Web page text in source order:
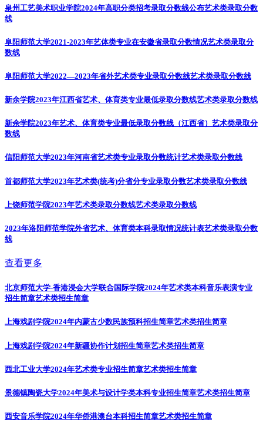
泉州工艺美术职业学院2024年高职分类招考录取分数线公布艺术类录取分数
线
阜阳师范大学2021-2023年艺体类专业在安徽省录取分数情况艺术类录取分
数线
阜阳师范大学2022—2023年省外艺术类专业录取分数线艺术类录取分数线
新余学院2023年江西省艺术、体育类专业最低录取分数线艺术类录取分数线
新余学院2023年艺术、体育类专业最低录取分数线（江西省） 艺术类录取分
数线
信阳师范大学2023年河南省艺术类专业录取分数统计艺术类录取分数线
首都师范大学2023年艺术类(统考)分省分专业录取分数艺术类录取分数线
上饶师范学院2023年艺术类录取分数线艺术类录取分数线
2023年洛阳师范学院外省艺术、体育类本科录取情况统计表艺术类录取分数
线
查看更多
北京师范大学-香港浸会大学联合国际学院2024年艺术类本科音乐表演专业
招生简章艺术类招生简章
上海戏剧学院2024年内蒙古少数民族预科招生简章艺术类招生简章
上海戏剧学院2024年新疆协作计划招生简章艺术类招生简章
西北工业大学2024年艺术类专业招生简章艺术类招生简章
景德镇陶瓷大学2024年美术与设计学类本科专业招生简章艺术类招生简章
西安音乐学院2024年华侨港澳台本科招生简章艺术类招生简章